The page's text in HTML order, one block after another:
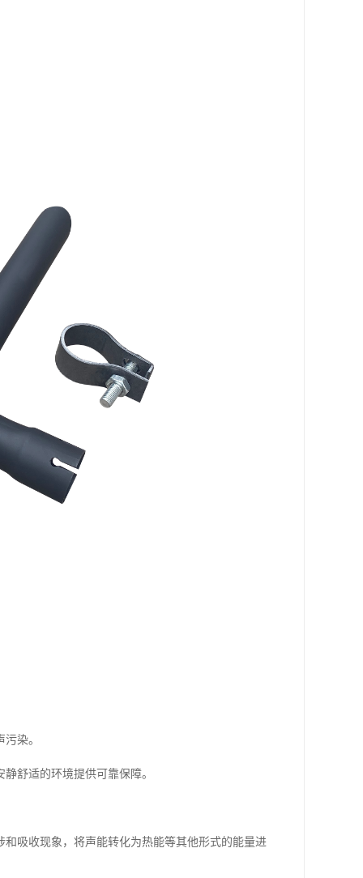
染。
舒适的环境提供可靠保障。
吸收现象，将声能转化为热能等其他形式的能量进